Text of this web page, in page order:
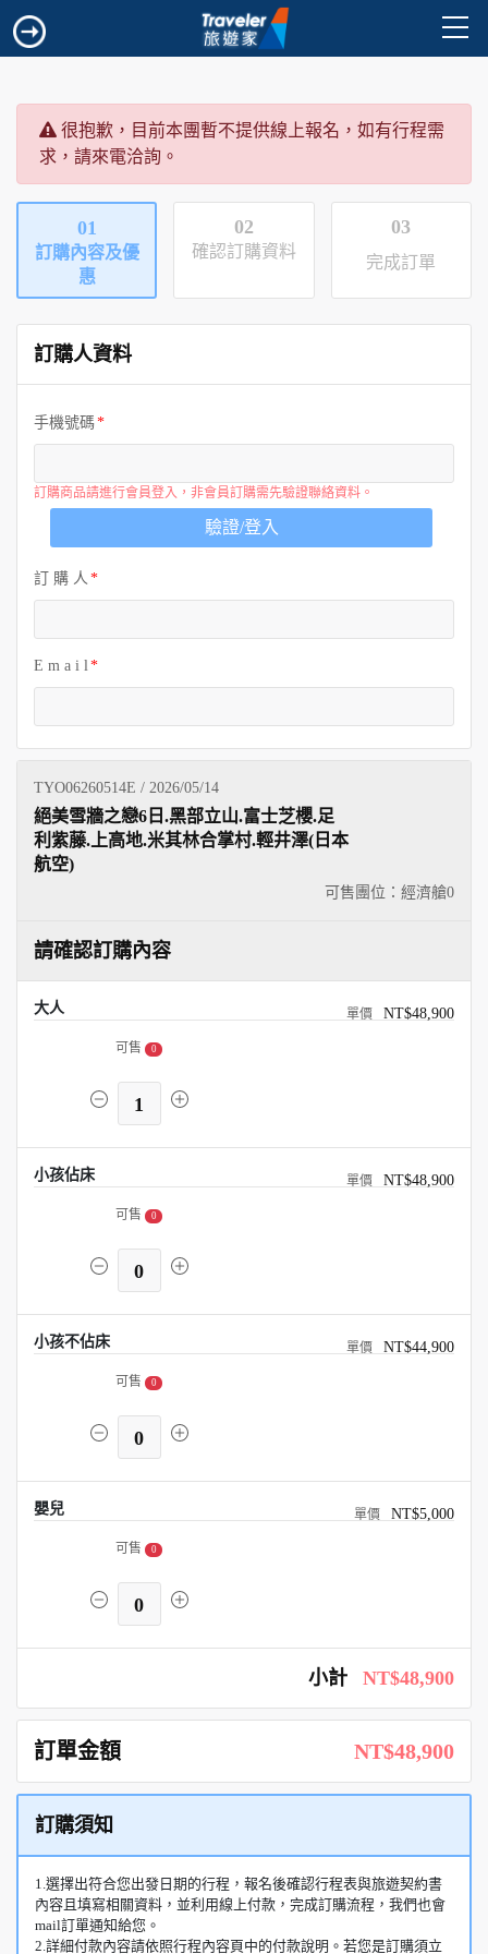
很抱歉，目前本團暫不提供線上報名，如有行程需
求，請來電洽詢。
01
訂購內容及優
惠
02
確認訂購資料
03
完成訂單
訂購人資料
手機號碼
訂購商品請進行會員登入，非會員訂購需先驗證聯絡資料。
驗證/登入
訂 購 人
E m a i l
TYO06260514E / 2026/05/14
可售團位：經濟艙0
絕美雪牆之戀6日.黑部立山.富士芝櫻.足
利紫藤.上高地.米其林合掌村.輕井澤(日本
航空)
請確認訂購內容
大人 NT$48,900
可售 0
1
小孩佔床 NT$48,900
可售 0
0
小孩不佔床 NT$44,900
可售 0
0
嬰兒 NT$5,000
可售 0
0
小計 NT$48,900
訂單金額 NT$48,900
訂購須知
1.選擇出符合您出發日期的行程，報名後確認行程表與旅遊契約書
內容且填寫相關資料，並利用線上付款，完成訂購流程，我們也會
mail訂單通知給您。
2.詳細付款內容請依照行程內容頁中的付款說明。若您是訂購須立